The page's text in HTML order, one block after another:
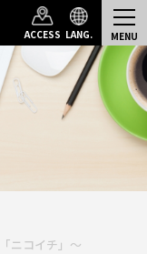
ACCESS LANG.
ニコイチ」～